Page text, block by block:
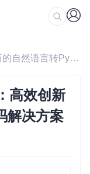
/ 探索Jupyter-text2code：高效创新的自然语言转Python代码解决方案
高效创新
解决方案